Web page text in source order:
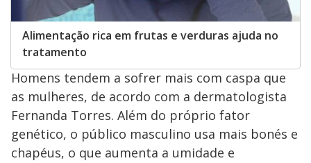
Alimentação rica em frutas e verduras ajuda no
tratamento
Homens tendem a sofrer mais com caspa que
as mulheres, de acordo com a dermatologista
Fernanda Torres. Além do próprio fator
genético, o público masculino usa mais bonés e
chapéus, o que aumenta a umidade e